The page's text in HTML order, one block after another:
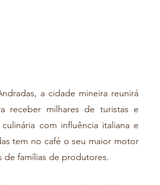
milhares de turistas e
com influência italiana e
tem no café o seu maior motor
de famílias de produtores.